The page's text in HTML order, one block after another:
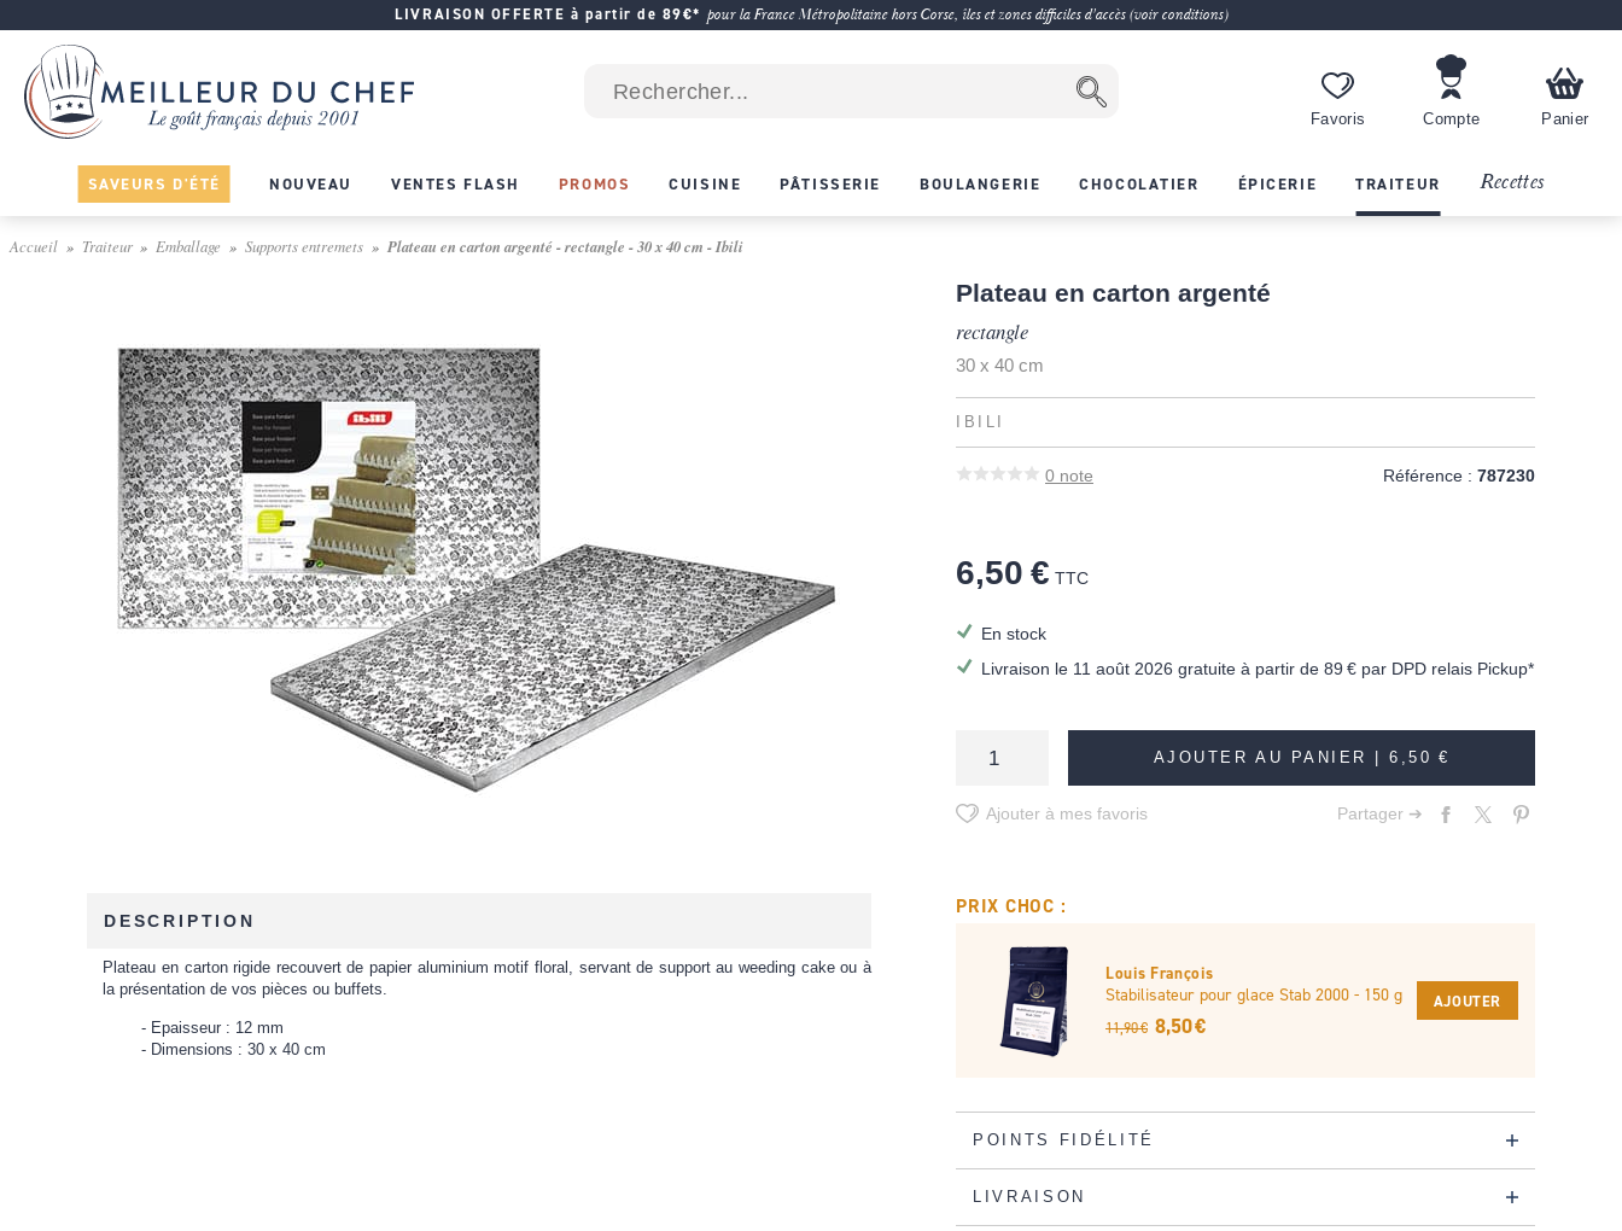
LIVRAISON OFFERTE à partir de 89€* pour la France Métropolitaine hors Corse, îles et zones difficiles d'accès (voir conditions)
Favoris Compte Panier
SAVEURS D'ÉTÉ NOUVEAU VENTES FLASH PROMOS CUISINE PÂTISSERIE BOULANGERIE CHOCOLATIER ÉPICERIE TRAITEUR Recettes
Accueil Traiteur Emballage Supports entremets Plateau en carton argenté - rectangle - 30 x 40 cm - Ibili
Plateau en carton argenté
rectangle
30 x 40 cm
IBILI
0 note Référence : 787230
6,50 € TTC
En stock
Livraison le 11 août 2026 gratuite à partir de 89 € par DPD relais Pickup*
AJOUTER AU PANIER |6,50 €
Ajouter à mes favoris Partager ➔
DESCRIPTION
Plateau en carton rigide recouvert de papier aluminium motif floral, servant de support au weeding cake ou à
la présentation de vos pièces ou buffets.
Epaisseur : 12 mm
Dimensions : 30 x 40 cm
PRIX CHOC :
Louis François
Stabilisateur pour glace Stab 2000 - 150 g
11,90 € 8,50 €
AJOUTER
POINTS FIDÉLITÉ
LIVRAISON